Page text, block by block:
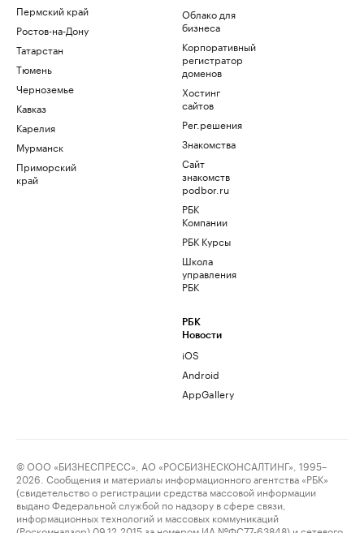
Пермский край
Ростов-на-Дону
Татарстан
Тюмень
Черноземье
Кавказ
Карелия
Мурманск
Приморский
край
Облако для
бизнеса
Корпоративный
регистратор
доменов
Хостинг
сайтов
Рег.решения
Знакомства
Сайт
знакомств
podbor.ru
РБК
Компании
РБК Курсы
Школа
управления
РБК
РБК
Новости
iOS
Android
AppGallery
© ООО «БИЗНЕСПРЕСС», АО «РОСБИЗНЕСКОНСАЛТИНГ», 1995–
2026. Сообщения и материалы информационного агентства «РБК»
(свидетельство о регистрации средства массовой информации
выдано Федеральной службой по надзору в сфере связи,
информационных технологий и массовых коммуникаций